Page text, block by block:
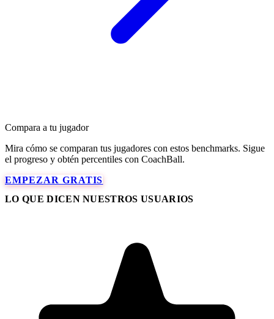
Compara a tu jugador
Mira cómo se comparan tus jugadores con estos benchmarks. Sigue
el progreso y obtén percentiles con CoachBall.
EMPEZAR GRATIS
LO QUE DICEN NUESTROS USUARIOS